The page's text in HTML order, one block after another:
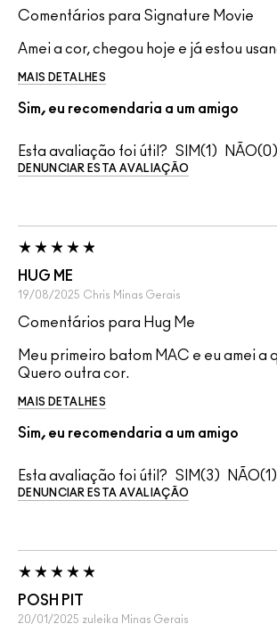
Comentários para Signature Movie
Amei a cor, chegou hoje e já estou
MAIS DETALHES
Sim, eu recomendaria a um amigo
Esta avaliação foi útil? 1 0
DENUNCIAR ESTA AVALIAÇÃO
HUG ME
19/08/2025 Chris Minas Gerais
Comentários para Hug Me
Meu primeiro batom MAC e eu amei a
Quero outra cor.
MAIS DETALHES
Sim, eu recomendaria a um amigo
Esta avaliação foi útil? 3 1
DENUNCIAR ESTA AVALIAÇÃO
POSH PIT
20/01/2025 zuleika Minas Gerais